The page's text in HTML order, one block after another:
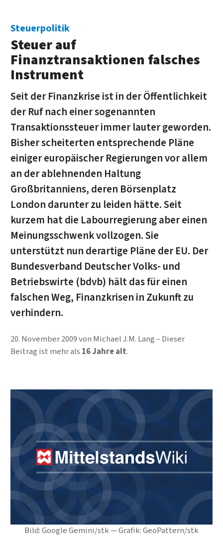
Bild: Google Gemini/stk — Grafik: GeoPattern/stk
Steuerpolitik
Steuer auf
Finanztransaktionen falsches
Instrument
Seit der Finanzkrise ist in der Öffentlichkeit
der Ruf nach einer sogenannten
Transaktionssteuer immer lauter geworden.
Bisher scheiterten entsprechende Pläne
einiger europäischer Regierungen vor allem
an der ablehnenden Haltung
Großbritanniens, deren Börsenplatz
London darunter zu leiden hätte. Seit
kurzem hat die Labourregierung aber einen
Meinungsschwenk vollzogen. Sie
unterstützt nun derartige Pläne der EU. Der
Bundesverband Deutscher Volks- und
Betriebswirte (bdvb) hält das für einen
falschen Weg, Finanzkrisen in Zukunft zu
verhindern.
20. November 2009von Michael J.M. Lang
Dieser
Beitrag ist mehr als 16 Jahre alt.